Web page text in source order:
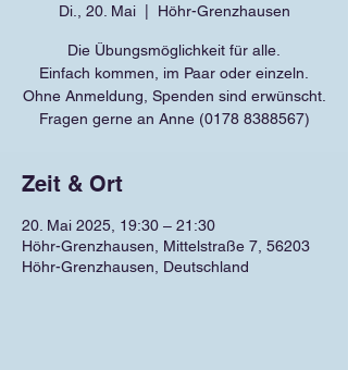
Di., 20. Mai
  |
Höhr-Grenzhausen
Die Übungsmöglichkeit für alle.
Einfach kommen, im Paar oder einzeln.
Ohne Anmeldung, Spenden sind erwünscht.
Fragen gerne an Anne (0178 8388567)
Zeit & Ort
20. Mai 2025, 19:30 – 21:30
Höhr-Grenzhausen, Mittelstraße 7, 56203
Höhr-Grenzhausen, Deutschland